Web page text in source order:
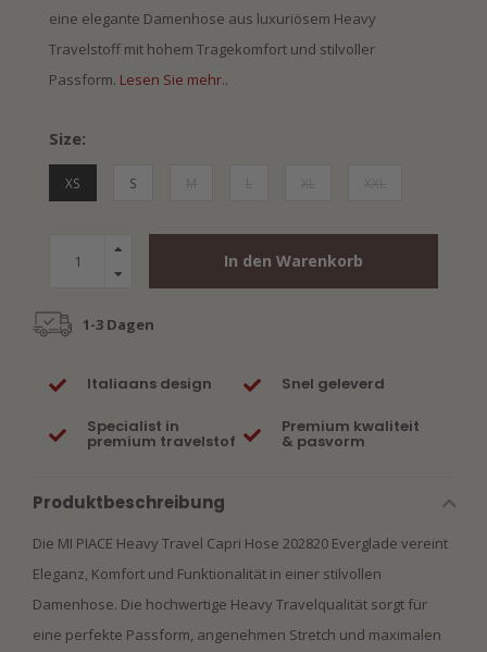
eine elegante Damenhose aus luxuriösem Heavy
Travelstoff mit hohem Tragekomfort und stilvoller
Passform. Lesen Sie mehr..
Size:
XS S
In den Warenkorb
1-3 Dagen
Italiaans design Snel geleverd
Specialist in
premium travelstof
Premium kwaliteit
& pasvorm
Produktbeschreibung
Die MI PIACE Heavy Travel Capri Hose 202820 Everglade vereint
Eleganz, Komfort und Funktionalität in einer stilvollen
Damenhose. Die hochwertige Heavy Travelqualität sorgt für
eine perfekte Passform, angenehmen Stretch und maximalen